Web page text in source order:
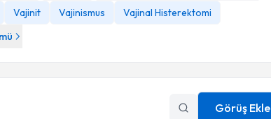
Vajinit Vajinismus
Vajinal Histerektomi
Görüş Ekle